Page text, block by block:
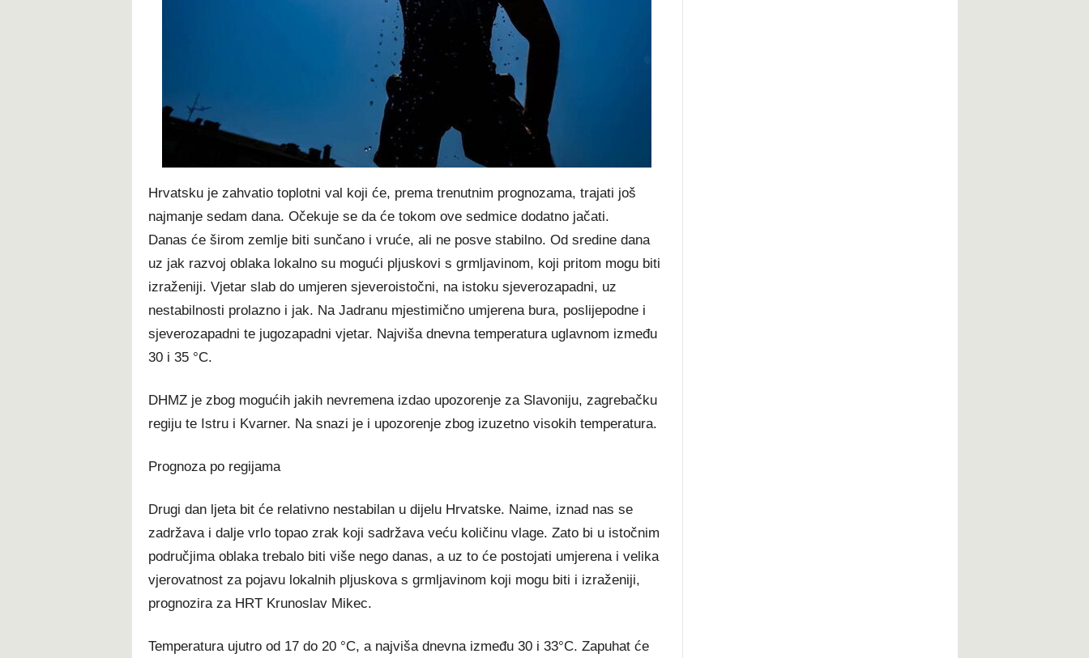
Hrvatsku je zahvatio toplotni val koji će, prema trenutnim prognozama, trajati još
najmanje sedam dana. Očekuje se da će tokom ove sedmice dodatno jačati.
Danas će širom zemlje biti sunčano i vruće, ali ne posve stabilno. Od sredine dana
uz jak razvoj oblaka lokalno su mogući pljuskovi s grmljavinom, koji pritom mogu biti
izraženiji. Vjetar slab do umjeren sjeveroistočni, na istoku sjeverozapadni, uz
nestabilnosti prolazno i jak. Na Jadranu mjestimično umjerena bura, poslijepodne i
sjeverozapadni te jugozapadni vjetar. Najviša dnevna temperatura uglavnom između
30 i 35 °C.
DHMZ je zbog mogućih jakih nevremena izdao upozorenje za Slavoniju, zagrebačku
regiju te Istru i Kvarner. Na snazi je i upozorenje zbog izuzetno visokih temperatura.
Prognoza po regijama
Drugi dan ljeta bit će relativno nestabilan u dijelu Hrvatske. Naime, iznad nas se
zadržava i dalje vrlo topao zrak koji sadržava veću količinu vlage. Zato bi u istočnim
područjima oblaka trebalo biti više nego danas, a uz to će postojati umjerena i velika
vjerovatnost za pojavu lokalnih pljuskova s grmljavinom koji mogu biti i izraženiji,
prognozira za HRT Krunoslav Mikec.
Temperatura ujutro od 17 do 20 °C, a najviša dnevna između 30 i 33°C. Zapuhat će